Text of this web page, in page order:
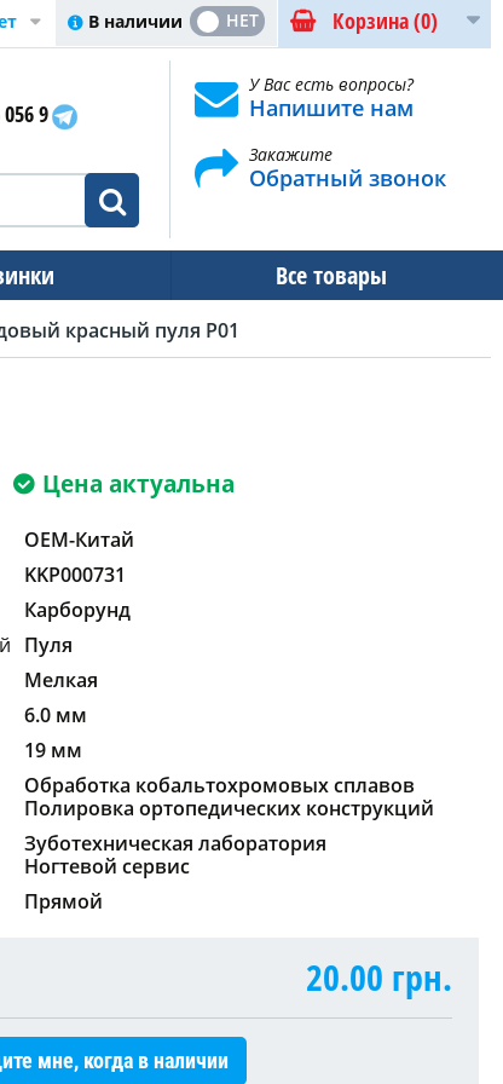
Корзина(0)
В наличии
ДА НЕТ
9
У Вас есть вопросы?
Напишите нам
Закажите
Обратный звонок
Все товары
красный пуля P01
Цена актуальна
OEM-Китай
KKP000731
Карборунд
Пуля
Мелкая
6.0 мм
19 мм
Обработка кобальтохромовых сплавов
Полировка ортопедических конструкций
Зуботехническая лаборатория
Ногтевой сервис
Прямой
20.00 грн.
мне, когда в наличии